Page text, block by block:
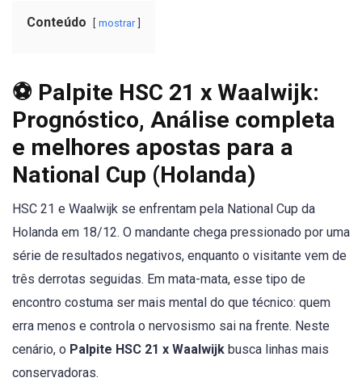
Conteúdo mostrar
⚽ Palpite HSC 21 x Waalwijk:
Prognóstico, Análise completa
e melhores apostas para a
National Cup (Holanda)
HSC 21 e Waalwijk se enfrentam pela National Cup da
Holanda em 18/12. O mandante chega pressionado por uma
série de resultados negativos, enquanto o visitante vem de
três derrotas seguidas. Em mata-mata, esse tipo de
encontro costuma ser mais mental do que técnico: quem
erra menos e controla o nervosismo sai na frente. Neste
cenário, o Palpite HSC 21 x Waalwijk busca linhas mais
conservadoras.